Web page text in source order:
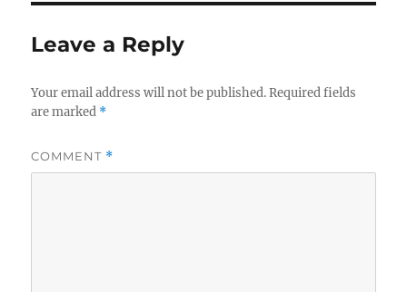
Leave a Reply
Your email address will not be published. Required fields
are marked *
COMMENT *